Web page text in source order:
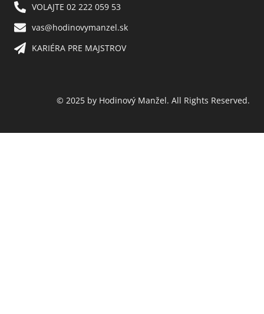
VOLAJTE 02 222 059 53​
vas@hodinovymanzel.sk​
KARIÉRA PRE MAJSTROV​
© 2025 by Hodinový Manžel. All Rights Reserved.